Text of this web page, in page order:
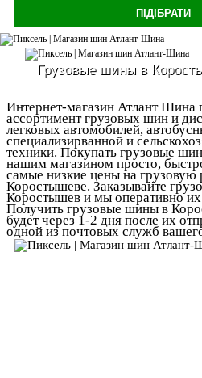
Грузовые шины в
Интернет-магазин Атлант Шина
ассортимент грузовых шин и
легковых автомобилей,
специализирванной и
техники. Покупать грузовые
нашим магазином просто,
самые низкие цены на грузовую
Коростышеве. Заказывайте
Коростышев и мы оперативно
Получить грузовые шины в
будет через 1-2 дня после их
одной из почтовых служб